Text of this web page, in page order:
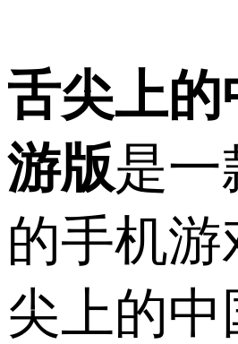
舌尖上的
游版是一
的手机游
尖上的中